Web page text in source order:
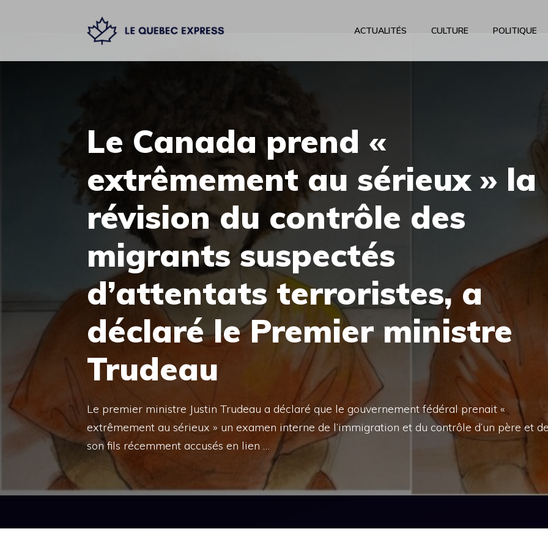
ACTUALITÉS CULTURE POLITIQUE
Le Canada prend «
extrêmement au sérieux » la
révision du contrôle des
migrants suspectés
d’attentats terroristes, a
déclaré le Premier ministre
Trudeau
Le premier ministre Justin Trudeau a déclaré que le gouvernement fédéral prenait «
extrêmement au sérieux » un examen interne de l’immigration et du contrôle d’un père et
son fils récemment accusés en lien …